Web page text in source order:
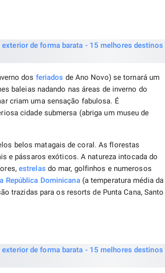
dos feriados de Ano Novo) se tornará um
baleias nadando nas áreas de inverno do
criam uma sensação fabulosa. É
cidade submersa (abriga um museu de
belos matagais de coral. As florestas
e pássaros exóticos. A natureza intocada do
estrelas do mar, golfinhos e numerosos
República Dominicana(a temperatura média da
trazidas para os resorts de Punta Cana, Santo